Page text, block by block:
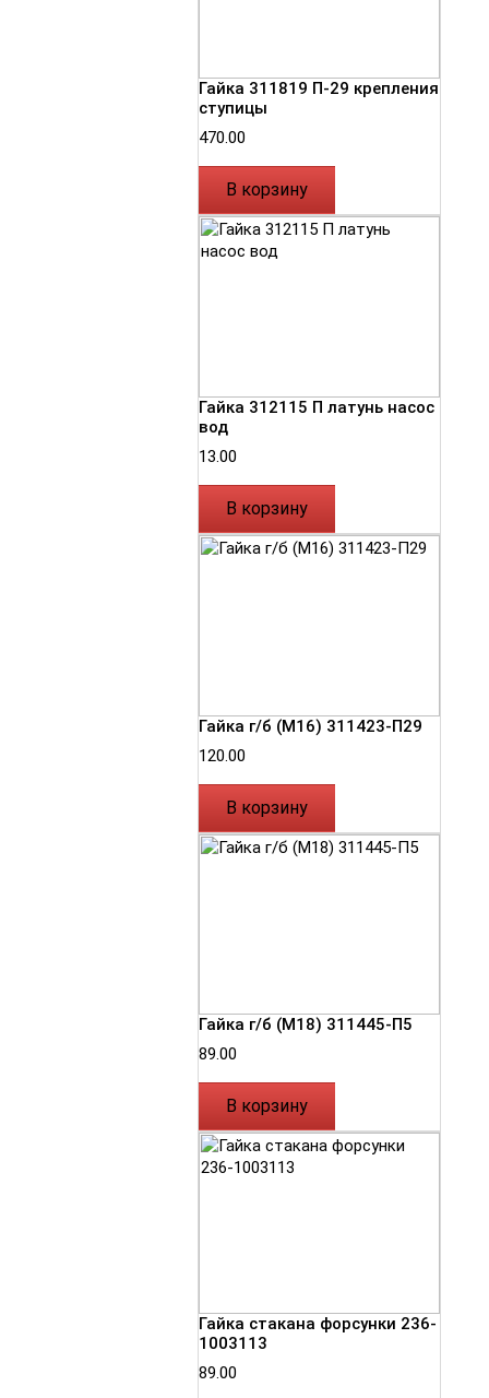
Гайка 311819 П-29 крепления
ступицы
470.00
В корзину
Гайка 312115 П латунь насос
вод
13.00
В корзину
Гайка г/б (М16) 311423-П29
120.00
В корзину
Гайка г/б (М18) 311445-П5
89.00
В корзину
Гайка стакана форсунки 236-
1003113
89.00